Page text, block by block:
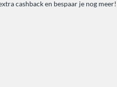
cashback en bespaar je nog meer!